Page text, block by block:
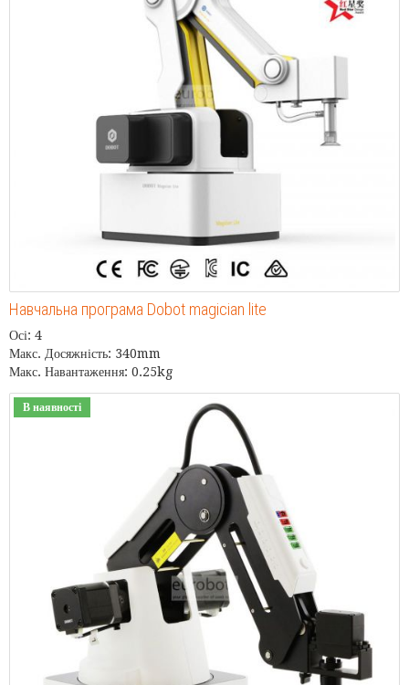
Навчальна програма Dobot magician lite
Осі: 4
Макс. Досяжність: 340mm
Макс. Навантаження: 0.25kg
В наявності